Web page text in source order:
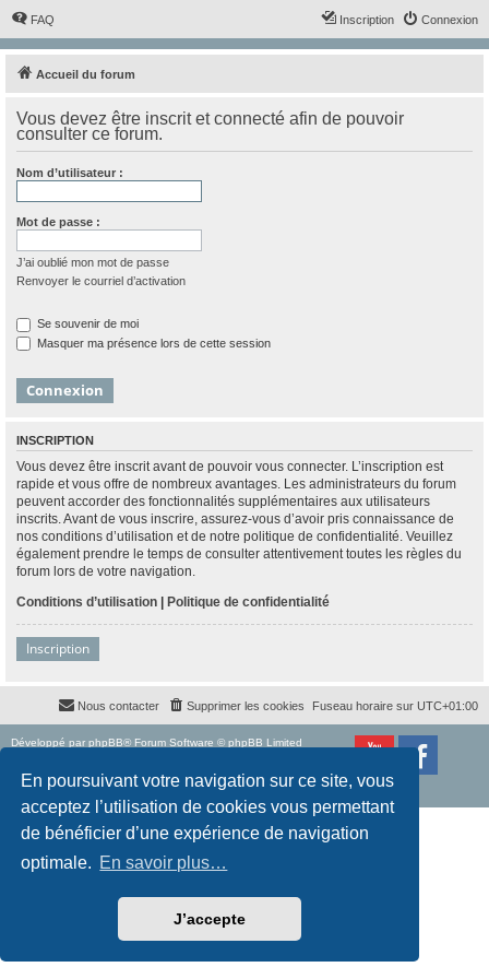
En poursuivant votre navigation sur ce site, vous
acceptez l’utilisation de cookies vous permettant
de bénéficier d’une expérience de navigation
optimale. En savoir plus…
J’accepte
FAQ Connexion
Inscription
Accueil du forum
Vous devez être inscrit et connecté afin de pouvoir
consulter ce forum.
Nom d’utilisateur :
Mot de passe :
J’ai oublié mon mot de passe
Renvoyer le courriel d’activation
Se souvenir de moi
Masquer ma présence lors de cette session
INSCRIPTION
Vous devez être inscrit avant de pouvoir vous connecter. L’inscription est
rapide et vous offre de nombreux avantages. Les administrateurs du forum
peuvent accorder des fonctionnalités supplémentaires aux utilisateurs
inscrits. Avant de vous inscrire, assurez-vous d’avoir pris connaissance de
nos conditions d’utilisation et de notre politique de confidentialité. Veuillez
également prendre le temps de consulter attentivement toutes les règles du
forum lors de votre navigation.
Conditions d’utilisation | Politique de confidentialité
Inscription
Fuseau horaire sur UTC+01:00
Supprimer les cookies
Nous contacter
Développé par phpBB® Forum Software © phpBB Limited
Style
par © Mazeltof
2017
Confidentialité|Conditions